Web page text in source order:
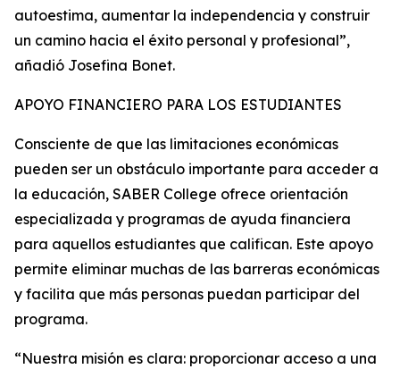
autoestima, aumentar la independencia y construir
un camino hacia el éxito personal y profesional”,
añadió Josefina Bonet.
APOYO FINANCIERO PARA LOS ESTUDIANTES
Consciente de que las limitaciones económicas
pueden ser un obstáculo importante para acceder a
la educación, SABER College ofrece orientación
especializada y programas de ayuda financiera
para aquellos estudiantes que califican. Este apoyo
permite eliminar muchas de las barreras económicas
y facilita que más personas puedan participar del
programa.
“Nuestra misión es clara: proporcionar acceso a una